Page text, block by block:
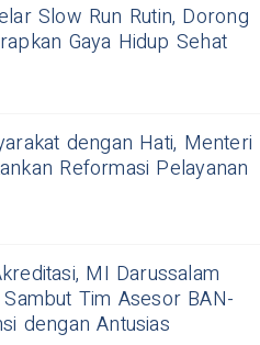
Slow Run Rutin, Dorong
Gaya Hidup Sehat
dengan Hati, Menteri
Reformasi Pelayanan
MI Darussalam
Tim Asesor BAN-
dengan Antusias